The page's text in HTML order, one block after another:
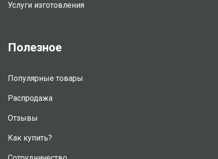
Услуги изготовления
Полезное
Популярные товары
Распродажа
Отзывы
Как купить?